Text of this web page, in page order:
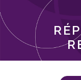
langue